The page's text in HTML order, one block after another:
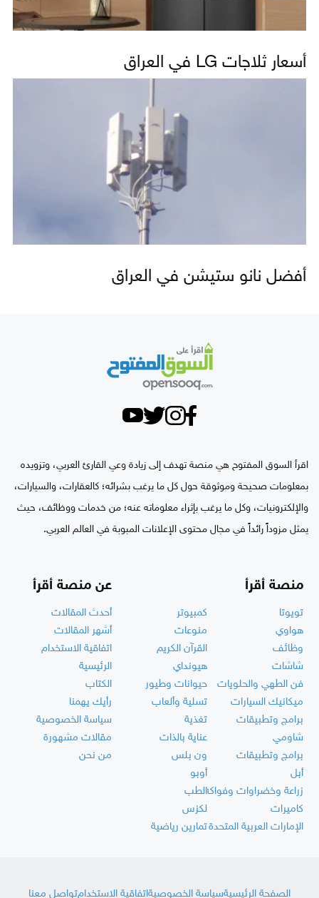
أسعار ثلاجات LG في العراق
أفضل نانو ستيشن في العراق
اقرأ السوق المفتوح هي منصة تهدف إلى زيادة وعي القارئ العربي، وتزويده
بمعلومات صحيحة وموثوقة حول كل ما يرغب بشرائه؛ كالعقارات، والسيارات،
والإلكترونيات، وكل ما يرغب بإثراء معلوماته عنه؛ من خدمات ووظائف، حيث
يمثل مزوداً رائداً في مجال محتوى الإعلانات المبوبة في العالم العربي.
منصة أقرأ
تويوتا
كمبيوتر
هواوي
منوعات
وظائف
القرآن الكريم
شاشات
هيونداي
فن الطهي والحلويات
حيوانات وطيور
ميكانيك السيارات
تسلية وألعاب
برامج وتطبيقات
تغذية
شاومي
عناية بالذات
برامج وتطبيقات
ون بلس
أبل
أوبو
زراعة وخضراوات وفواكهالطب
كاميرات
لكزس
الإمارات العربية المتحدةتمارين رياضية
عن منصة أقرأ
أحدث المقالات
أشهر المقالات
اتفاقية الاستخدام
الرئيسية
الكتاب
رأيك يهمنا
سياسة الخصوصية
مقالات مشهورة
من نحن
الصفحة الرئيسيةسياسة الخصوصيةاتفاقية الاستخدامتواصل معنا